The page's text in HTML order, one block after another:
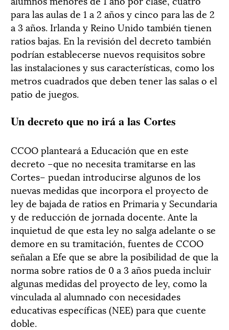
para las aulas de 1 a 2 años y cinco para las de 2
a 3 años. Irlanda y Reino Unido también tienen
ratios bajas. En la revisión del decreto también
podrían establecerse nuevos requisitos sobre
las instalaciones y sus características, como los
metros cuadrados que deben tener las salas o el
patio de juegos.
Un decreto que no irá a las Cortes
CCOO planteará a Educación que en este
decreto –que no necesita tramitarse en las
Cortes– puedan introducirse algunos de los
nuevas medidas que incorpora el proyecto de
ley de bajada de ratios en Primaria y Secundaria
y de reducción de jornada docente. Ante la
inquietud de que esta ley no salga adelante o se
demore en su tramitación, fuentes de CCOO
señalan a Efe que se abre la posibilidad de que la
norma sobre ratios de 0 a 3 años pueda incluir
algunas medidas del proyecto de ley, como la
vinculada al alumnado con necesidades
educativas específicas (NEE) para que cuente
doble.